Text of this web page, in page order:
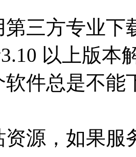
第三方专业下
以上版本
软件总是不能
资源，如果服